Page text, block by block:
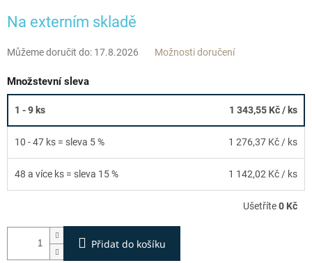
cena:
Na externím skladě
Můžeme doručit do: 17.8.2026 Možnosti doručení
Množstevní sleva
1 - 9 ks 1 343,55 Kč/ ks
10 - 47 ks = sleva 5 % 1 276,37 Kč / ks
48 a více ks = sleva 15 % 1 142,02 Kč / ks
Ušetříte0 Kč
Přidat do košíku